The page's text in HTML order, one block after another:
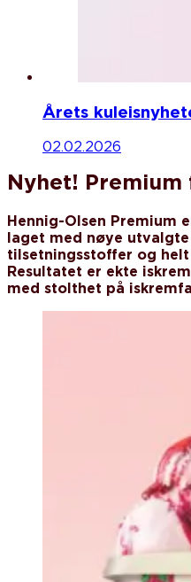
Årets
02.02.2026
Nyhet! Premium
Hennig-Olsen Premium
laget med nøye
tilsetningsstoffer og
Resultatet er ekte
med stolthet på